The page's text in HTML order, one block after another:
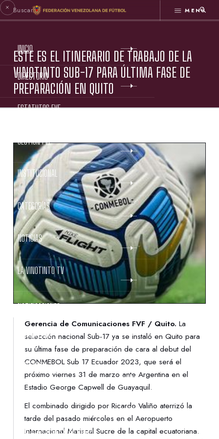
MENÚ
INICIO
DIRECTORIO
ESTATUTOS FVF
GESTIÓN FVF
INSTITUCIONAL
CATEGORÍAS
NOTICIAS
LA VINOTINTO TV
NOTIFICACIONES
NORMATIVAS
CONTACTO
PROTECCIÓN DE LA INFANCIA
ESTE ES EL ITINERARIO DE TRABAJO DE LA
VINOTINTO SUB-17 PARA ÚLTIMA FASE DE
PREPARACIÓN EN QUITO
Gerencia de Comunicaciones FVF / Quito.La
selección nacional Sub-17 ya se instaló en Quito para
su última fase de preparación de cara al debut del
CONMEBOL Sub 17 Ecuador 2023, que será el
próximo viernes 31 de marzo ante Argentina en el
Estadio George Capwell de Guayaquil.
El combinado dirigido por Ricardo Valiño aterrizó la
tarde del pasado miércoles en el Aeropuerto
Internacional Mariscal Sucre de la capital ecuatoriana.